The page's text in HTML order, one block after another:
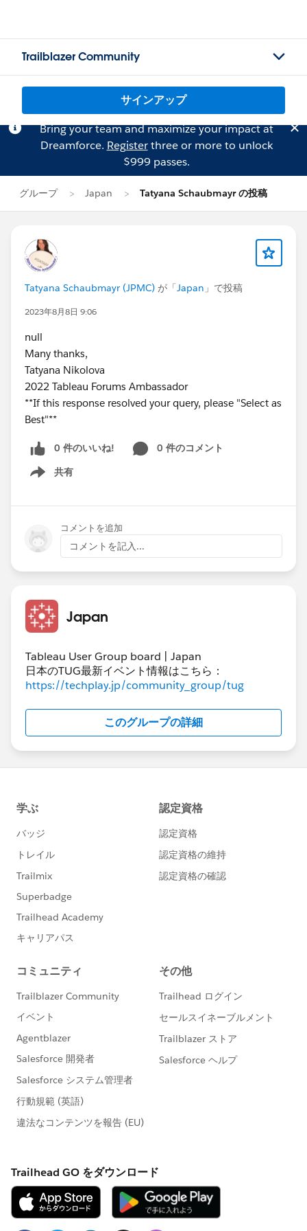
Trailblazer Community
サインアップ
Bring your team and maximize your impact at
Dreamforce. Registerthree or more to unlock
$999 passes.
グループ Japan Tatyana Schaubmayr の投稿
Tatyana Schaubmayr (JPMC) が「Japan 」で投稿
2023年8月8日 9:06
null
Many thanks,
Tatyana Nikolova
2022 Tableau Forums Ambassador
**If this response resolved your query, please "Select as
Best"**
0 件のいいね!
0 件のコメント
共有
Show menu
コメントを追加
コメントを記入...
Japan
Tableau User Group board | Japan
日本のTUG最新イベント情報はこちら：
https://techplay.jp/community_group/tug
このグループの詳細